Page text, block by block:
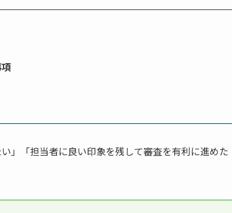
」「担当者に良い印象を残して審査を有利に進めた